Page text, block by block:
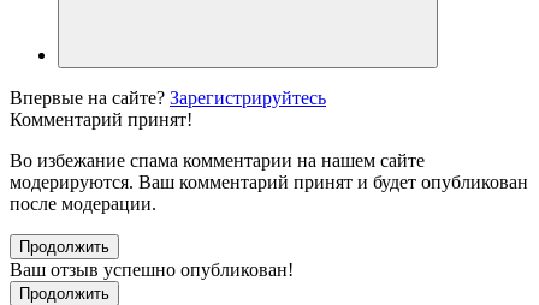
Впервые на сайте? Зарегистрируйтесь
Комментарий принят!
Во избежание спама комментарии на нашем сайте
модерируются. Ваш комментарий принят и будет опубликован
после модерации.
Продолжить
Ваш отзыв успешно опубликован!
Продолжить